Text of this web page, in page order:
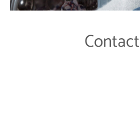
Contact